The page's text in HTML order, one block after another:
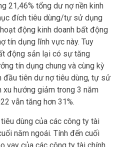
21,46% tổng dư nợ nền kinh
đích tiêu dùng/tự sử dụng
động kinh doanh bất động
tín dụng lĩnh vực này. Tuy
động sản lại có sự tăng
tín dụng chung và cùng kỳ
đầu tiên dư nợ tiêu dùng, tự sử
hướng giảm trong 3 năm
vẫn tăng hơn 31%.
dùng của các công ty tài
năm ngoái. Tính đến cuối